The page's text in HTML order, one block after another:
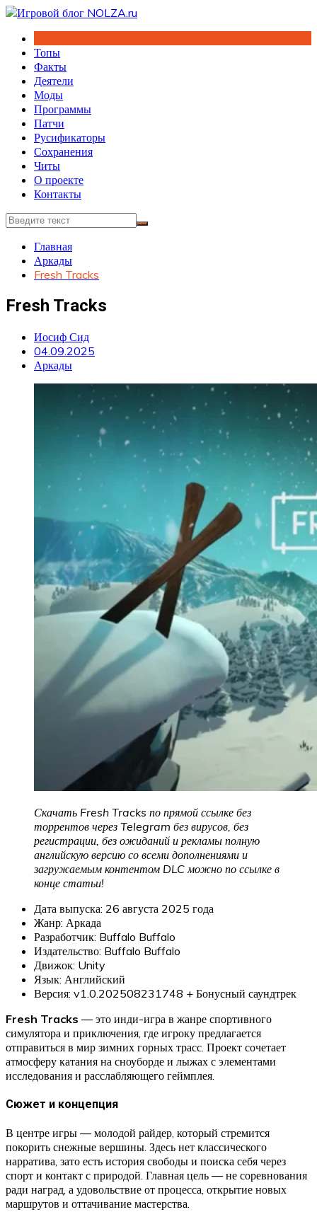
Перейти
содержимому
Топы
Факты
Деятели
Моды
Программы
Патчи
Русификаторы
Сохранения
Читы
О проекте
Контакты
Главная
Аркады
Fresh Tracks
Fresh Tracks
Иосиф Сид
04.09.2025
Аркады
Скачать Fresh Tracks по прямой ссылке без
торрентов через Telegram без вирусов, без
регистрации, без ожиданий и рекламы полную
английскую версию со всеми дополнениями и
загружаемым контентом DLC можно по ссылке в
конце статьи!
Дата выпуска: 26 августа 2025 года
Жанр: Аркада
Разработчик: Buffalo Buffalo
Издательство: Buffalo Buffalo
Движок: Unity
Язык: Английский
Версия: v1.0.202508231748 + Бонусный саундтрек
Fresh Tracks — это инди-игра в жанре спортивного
симулятора и приключения, где игроку предлагается
отправиться в мир зимних горных трасс. Проект сочетает
атмосферу катания на сноуборде и лыжах с элементами
исследования и расслабляющего геймплея.
Сюжет и концепция
В центре игры — молодой райдер, который стремится
покорить снежные вершины. Здесь нет классического
нарратива, зато есть история свободы и поиска себя через
спорт и контакт с природой. Главная цель — не соревнования
ради наград, а удовольствие от процесса, открытие новых
маршрутов и оттачивание мастерства.